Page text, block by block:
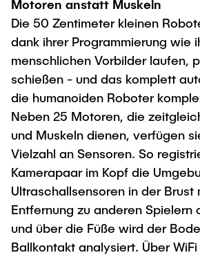
Institutes
Overview
Motoren anstatt Muskeln
Die 50 Zentimeter kleinen
dank ihrer Programmierung wie
menschlichen Vorbilder laufen,
schießen - und das komplett
die humanoiden Roboter
Neben 25 Motoren, die
und Muskeln dienen, verfügen
Vielzahl an Sensoren. So
Kamerapaar im Kopf die
Ultraschallsensoren in der Brust
Entfernung zu anderen Spielern
und über die Füße wird der
Ballkontakt analysiert. Über